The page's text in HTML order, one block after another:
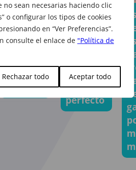
no sean necesarias haciendo clic
o configurar los tipos de cookies
en “Ver Preferencias”.
consulte el enlace de "Política de
Rechazar todo Aceptar todo
Premia a
tu mejor
amigo
snacks
favoritos
Tu
próxima
aventura
con el
equipaje
perfecto